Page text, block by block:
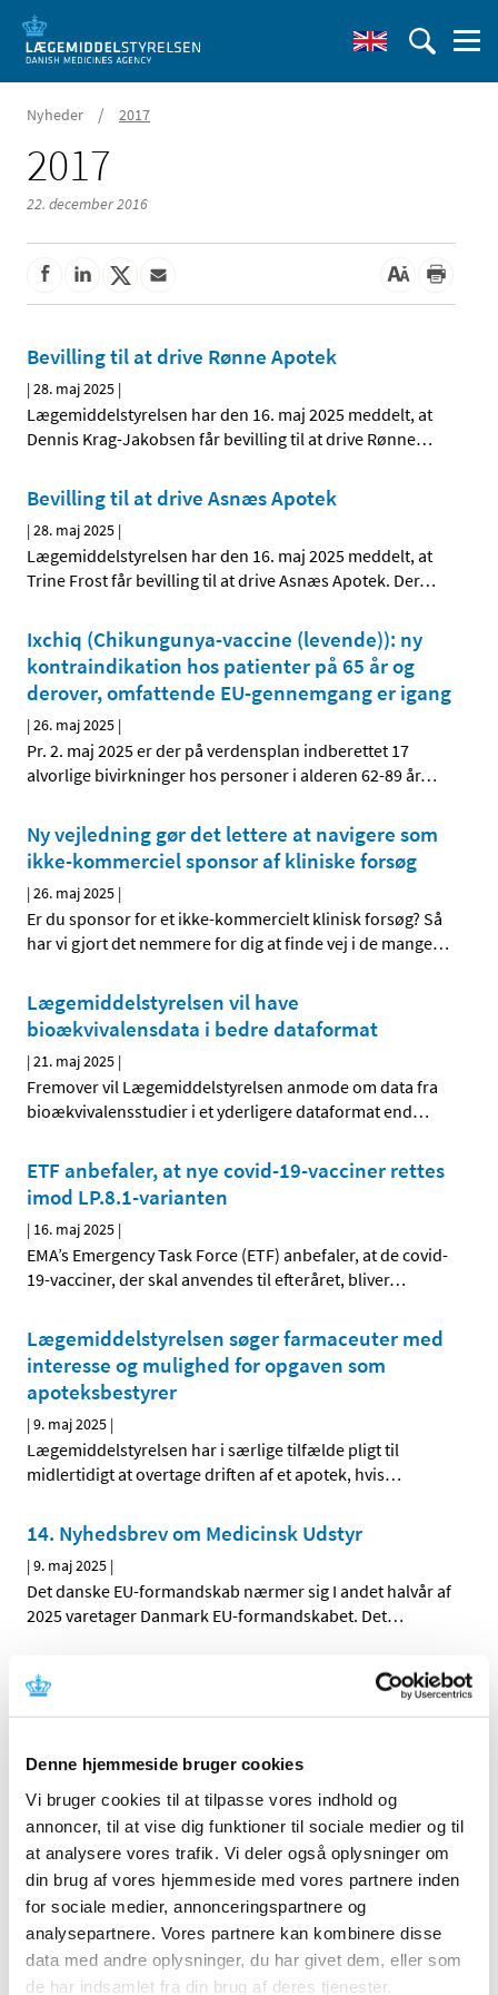
Denne hjemmeside bruger cookies
Vi bruger cookies til at tilpasse vores indhold og
annoncer, til at vise dig funktioner til sociale medier og til
at analysere vores trafik. Vi deler også oplysninger om
din brug af vores hjemmeside med vores partnere inden
for sociale medier, annonceringspartnere og
analysepartnere. Vores partnere kan kombinere disse
data med andre oplysninger, du har givet dem, eller som
de har indsamlet fra din brug af deres tjenester.
Nyheder / 2017
2017
22. december 2016
Bevilling til at drive Rønne Apotek
|28. maj 2025 |
Lægemiddelstyrelsen har den 16. maj 2025 meddelt, at
Dennis Krag-Jakobsen får bevilling til at drive Rønne…
Bevilling til at drive Asnæs Apotek
|28. maj 2025 |
Lægemiddelstyrelsen har den 16. maj 2025 meddelt, at
Trine Frost får bevilling til at drive Asnæs Apotek. Der…
Ixchiq (Chikungunya-vaccine (levende)): ny
kontraindikation hos patienter på 65 år og
derover, omfattende EU-gennemgang er igang
|26. maj 2025 |
Pr. 2. maj 2025 er der på verdensplan indberettet 17
alvorlige bivirkninger hos personer i alderen 62-89 år…
Ny vejledning gør det lettere at navigere som
ikke-kommerciel sponsor af kliniske forsøg
|26. maj 2025 |
Er du sponsor for et ikke-kommercielt klinisk forsøg? Så
har vi gjort det nemmere for dig at finde vej i de mange…
Lægemiddelstyrelsen vil have
bioækvivalensdata i bedre dataformat
|21. maj 2025 |
Fremover vil Lægemiddelstyrelsen anmode om data fra
bioækvivalensstudier i et yderligere dataformat end…
ETF anbefaler, at nye covid-19-vacciner rettes
imod LP.8.1-varianten
| 16. maj 2025 |
EMA’s Emergency Task Force (ETF) anbefaler, at de covid-
19-vacciner, der skal anvendes til efteråret, bliver…
Lægemiddelstyrelsen søger farmaceuter med
interesse og mulighed for opgaven som
apoteksbestyrer
|9. maj 2025 |
Lægemiddelstyrelsen har i særlige tilfælde pligt til
midlertidigt at overtage driften af et apotek, hvis…
14. Nyhedsbrev om Medicinsk Udstyr
|9. maj 2025 |
Det danske EU-formandskab nærmer sig I andet halvår af
2025 varetager Danmark EU-formandskabet. Det…
PRAC fraråder chikungunya-vaccine til ældre
mennesker, mens bivirkningsrisiko bliver
|7. maj 2025|
starte en særskilt sikkerhedsvurdering af…
Alzheimer-lægemidlet Leqembi er blevet
godkendt af EU-Kommissionen
|6. maj 2025|
Leqembi er den første behandling, der er godkendt til at
kunne bremse udviklingen af Alzheimers hos en …